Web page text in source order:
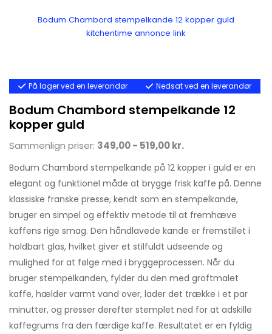
Bodum Chambord stempelkande 12 kopper guld
kitchentime annonce link
På lager ved en leverandør Nedsat ved en leverandør
Bodum Chambord stempelkande 12
kopper guld
Sammenlign priser: 349,00 - 519,00 kr.
Bodum Chambord stempelkande på 12 kopper i guld er en
elegant og funktionel måde at brygge frisk kaffe på. Denne
klassiske franske presse, kendt som en stempelkande,
bruger en simpel og effektiv metode til at fremhæve
kaffens rige smag. Den håndlavede kande er fremstillet i
holdbart glas, hvilket giver et stilfuldt udseende og
mulighed for at følge med i bryggeprocessen. Når du
bruger stempelkanden, fylder du den med groftmalet
kaffe, hælder varmt vand over, lader det trække i et par
minutter, og presser derefter stemplet ned for at adskille
kaffegrums fra den færdige kaffe. Resultatet er en fyldig